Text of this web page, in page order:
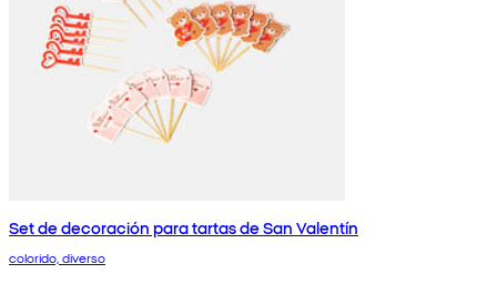
Set de decoración para tartas de San Valentín
colorido, diverso